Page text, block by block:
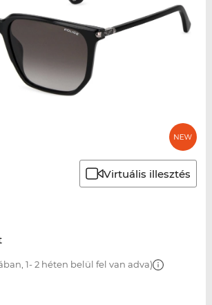
Virtuális illesztés
1- 2 héten belül fel van adva)